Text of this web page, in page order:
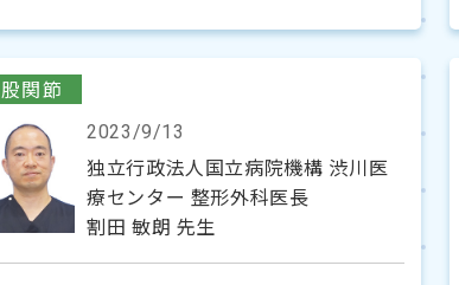
股関節
2023/9/13
独立行政法人国立病院機構 渋川医
療センター 整形外科医長
割田 敏朗 先生